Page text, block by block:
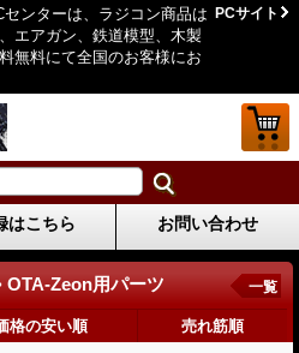
ンターは、ラジコン商品は
エアガン、鉄道模型、木製
無料にて全国のお客様にお
PCサイト
はこちら お問い合わせ
OTA-Zeon用パーツ 一覧
格の安い順 売れ筋順